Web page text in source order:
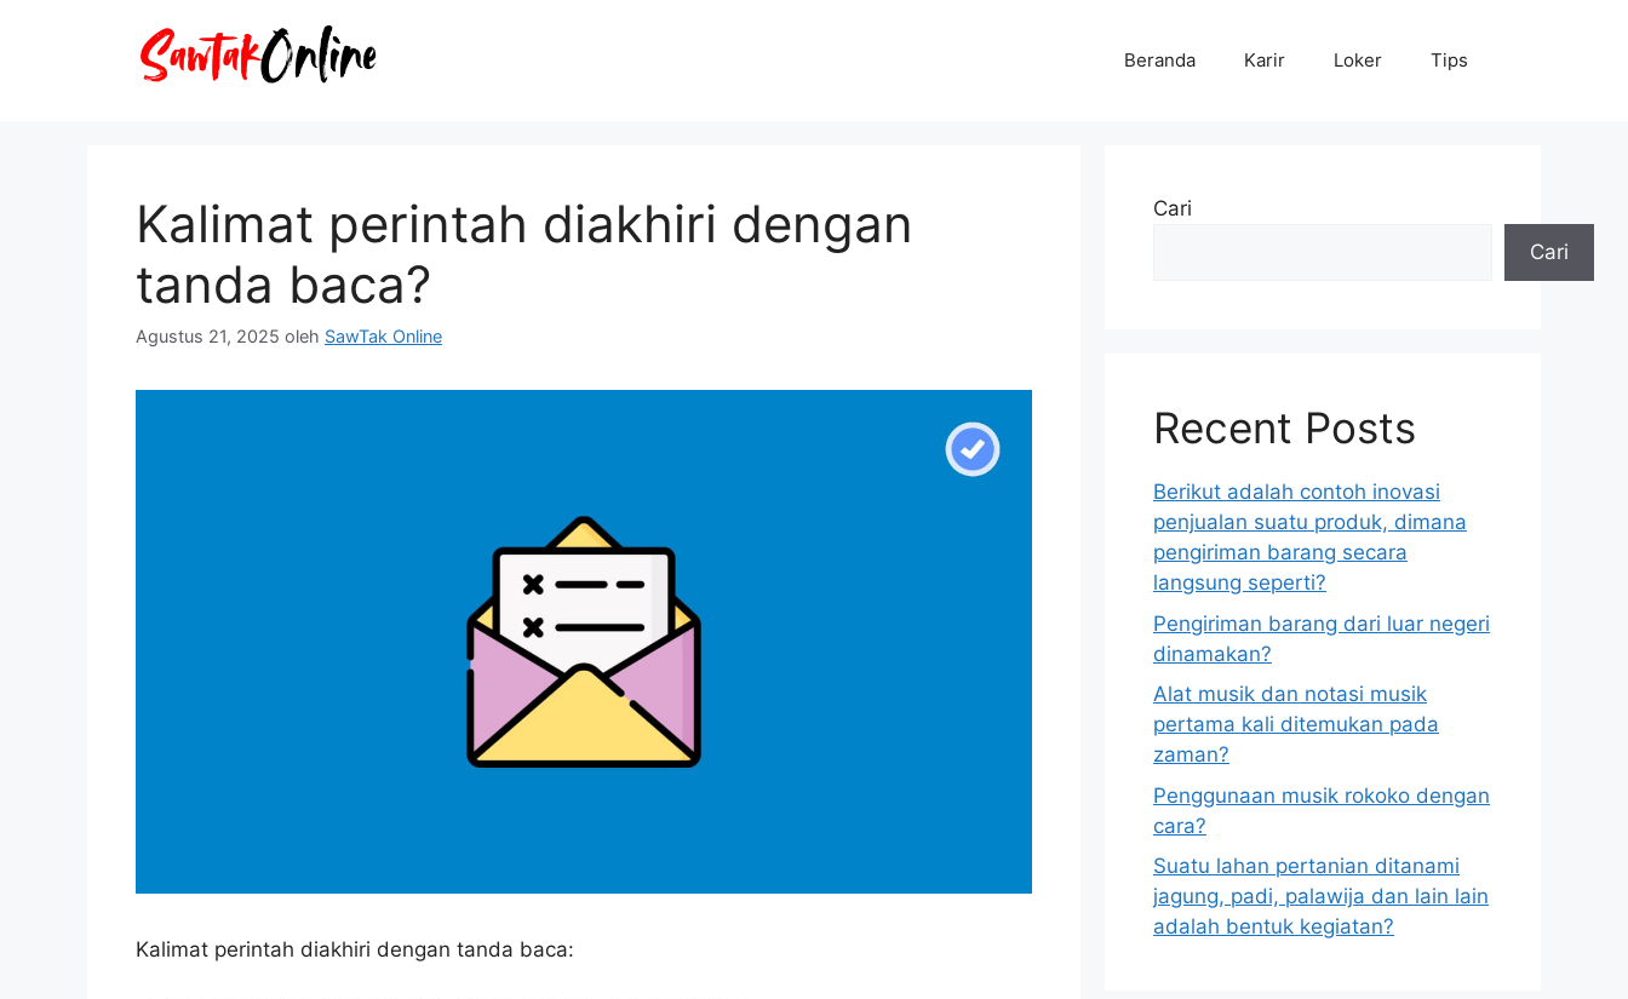
Beranda Karir Loker Tips
Kalimat perintah diakhiri dengan
tanda baca?
Agustus 21, 2025 oleh SawTak Online
Kalimat perintah diakhiri dengan tanda baca:
Cari
Cari
Recent Posts
Berikut adalah contoh inovasi
penjualan suatu produk, dimana
pengiriman barang secara
langsung seperti?
Pengiriman barang dari luar negeri
dinamakan?
Alat musik dan notasi musik
pertama kali ditemukan pada
zaman?
Penggunaan musik rokoko dengan
cara?
Suatu lahan pertanian ditanami
jagung, padi, palawija dan lain lain
adalah bentuk kegiatan?